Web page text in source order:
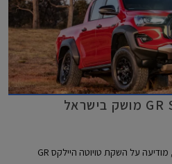
יוניון מוטורס, יבואנית טויוטה ישראל, מודיעה על השקת טויוטה היילקס GR